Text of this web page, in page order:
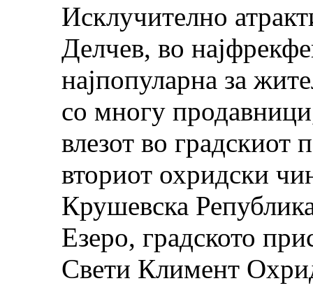
Исклучително
Делчев, во
најпопуларна за
со многу
влезот во градскиот
вториот охридски
Крушевска
Езеро, градското
Свети Климент